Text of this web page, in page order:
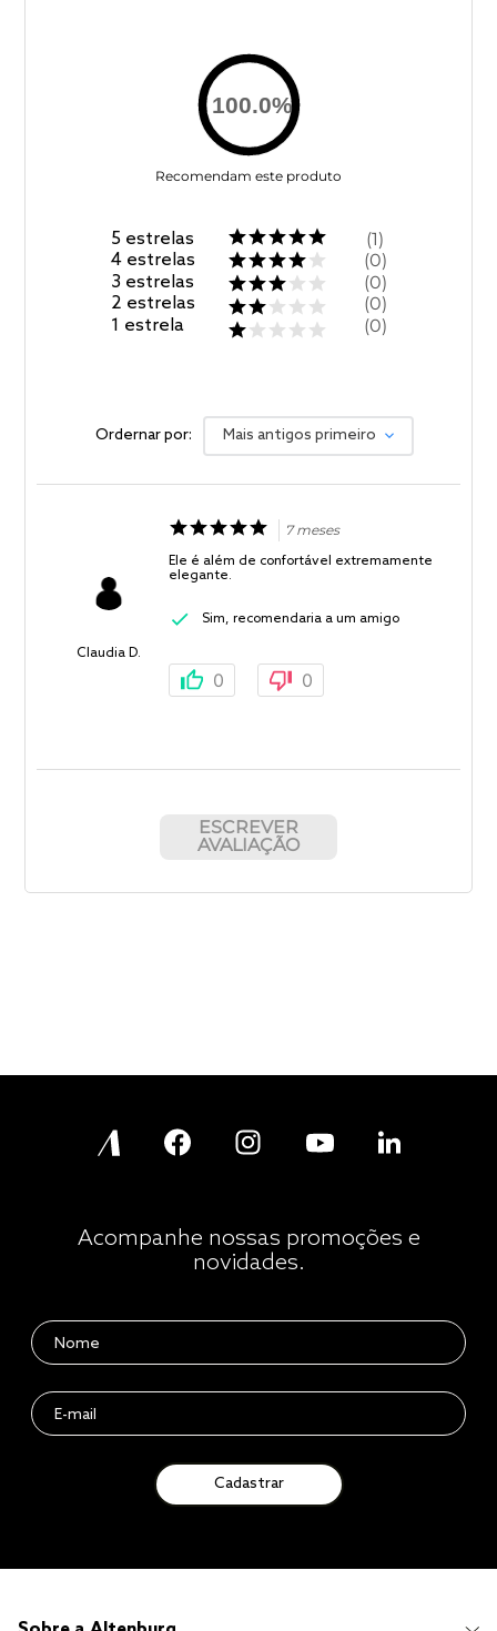
100.0%
Recomendam este produto
5 estrelas
4 estrelas
3 estrelas
2 estrelas
1 estrela
1
0
0
0
0
Ordernar por: Mais antigos primeiro
Claudia D.
7 meses
Ele é além de confortável extremamente
elegante.
Sim, recomendaria a um amigo
0 0
ESCREVER
AVALIAÇÃO
Acompanhe nossas promoções e
novidades.
Cadastrar